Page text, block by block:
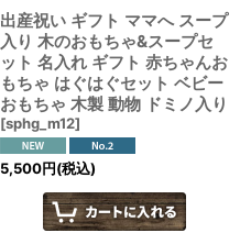
出産祝い ギフト ママへ スープ
入り 木のおもちゃ&スープセ
ット 名入れ ギフト 赤ちゃんお
もちゃ はぐはぐセット ベビー
おもちゃ 木製 動物 ドミノ入り
[sphg_m12]
5,500円(税込)